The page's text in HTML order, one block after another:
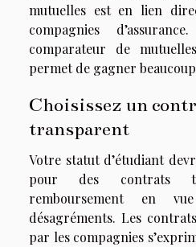
mutuelles est en lien
compagnies
comparateur de
permet de gagner
Choisissez un
transparent
Votre statut d’étudiant
pour des contrats
remboursement en
désagréments. Les
par les compagnies